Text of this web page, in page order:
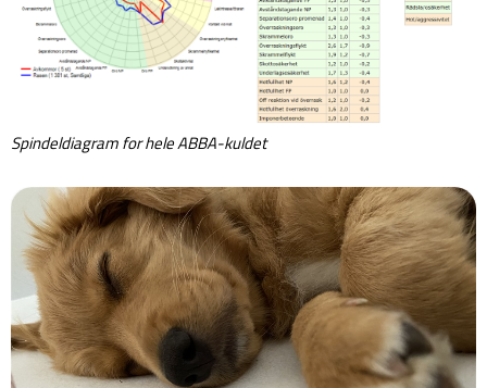
Spindeldiagram for hele ABBA-kuldet